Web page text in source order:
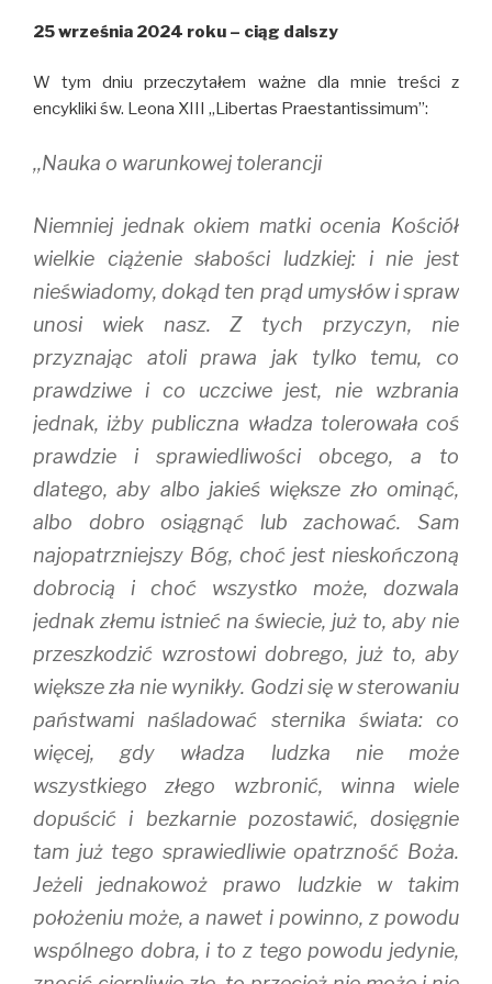
O
n
s
i
n
w
w
d
o
w
)
(
e
n
s
i
e
w
n
d
w
p
s
i
n
n
w
i
o
w
25 września 2024 roku – ciąg dalszy
W tym dniu przeczytałem ważne dla mnie treści z
encykliki św. Leona XIII ,,Libertas Praestantissimum”:
,,Nauka o warunkowej tolerancji
Niemniej jednak okiem matki ocenia Kościół
wielkie ciążenie słabości ludzkiej: i nie jest
nieświadomy, dokąd ten prąd umysłów i spraw
unosi wiek nasz. Z tych przyczyn, nie
przyznając atoli prawa jak tylko temu, co
prawdziwe i co uczciwe jest, nie wzbrania
jednak, iżby publiczna władza tolerowała coś
prawdzie i sprawiedliwości obcego, a to
dlatego, aby albo jakieś większe zło ominąć,
albo dobro osiągnąć lub zachować. Sam
najopatrzniejszy Bóg, choć jest nieskończoną
dobrocią i choć wszystko może, dozwala
jednak złemu istnieć na świecie, już to, aby nie
przeszkodzić wzrostowi dobrego, już to, aby
większe zła nie wynikły. Godzi się w sterowaniu
państwami naśladować sternika świata: co
więcej, gdy władza ludzka nie może
wszystkiego złego wzbronić, winna wiele
dopuścić i bezkarnie pozostawić, dosięgnie
tam już tego sprawiedliwie opatrzność Boża.
Jeżeli jednakowoż prawo ludzkie w takim
położeniu może, a nawet i powinno, z powodu
wspólnego dobra, i to z tego powodu jedynie,